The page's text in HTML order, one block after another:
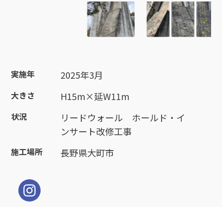
実施年 2025年3月
大きさ H15m×延W11m
状況
リードウォール ホールド・イ
ンサート改修工事
施工場所 長野県大町市